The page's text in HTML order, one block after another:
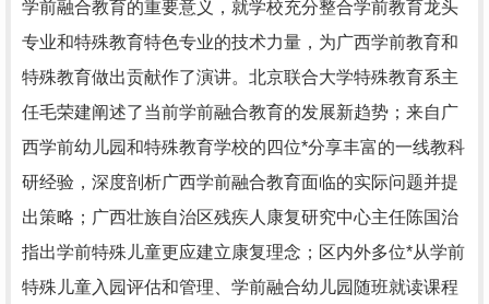
学前融合教育的重要意义，就学校充分整合学前教育龙头
专业和特殊教育特色专业的技术力量，为广西学前教育和
特殊教育做出贡献作了演讲。北京联合大学特殊教育系主
任毛荣建阐述了当前学前融合教育的发展新趋势；来自广
西学前幼儿园和特殊教育学校的四位*分享丰富的一线教科
研经验，深度剖析广西学前融合教育面临的实际问题并提
出策略；广西壮族自治区残疾人康复研究中心主任陈国治
指出学前特殊儿童更应建立康复理念；区内外多位*从学前
特殊儿童入园评估和管理、学前融合幼儿园随班就读课程